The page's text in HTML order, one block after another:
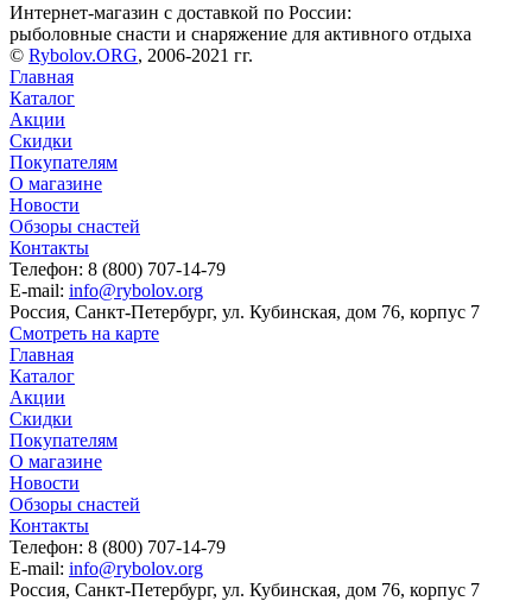
Интернет-магазин с доставкой по России:
рыболовные снасти и снаряжение для активного отдыха
© Rybolov.ORG, 2006-2021 гг.
Главная
Каталог
Акции
Скидки
Покупателям
О магазине
Новости
Обзоры снастей
Контакты
Телефон: 8 (800) 707-14-79
E-mail: info@rybolov.org
Россия, Санкт-Петербург, ул. Кубинская, дом 76, корпус 7
Смотреть на карте
Главная
Каталог
Акции
Скидки
Покупателям
О магазине
Новости
Обзоры снастей
Контакты
Телефон: 8 (800) 707-14-79
E-mail: info@rybolov.org
Россия, Санкт-Петербург, ул. Кубинская, дом 76, корпус 7